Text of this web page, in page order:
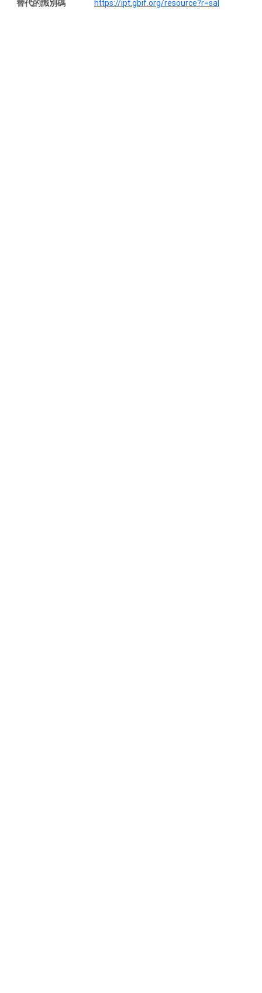
替代的識別碼 https://ipt.gbif.org/resource?r=sal